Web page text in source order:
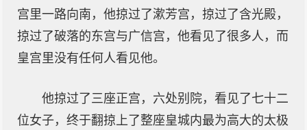
宫里一路向南，他掠过了漱芳宫，掠过了含光殿，
掠过了破落的东宫与广信宫，他看见了很多人，而
皇宫里没有任何人看见他。
他掠过了三座正宫，六处别院，看见了七十二
位女子，终于翻掠上了整座皇城内最为高大的太极